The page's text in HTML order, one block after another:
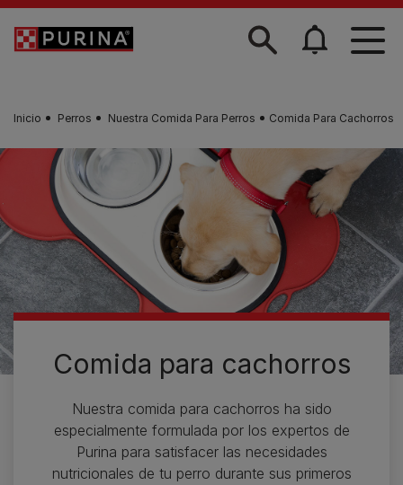
Skip to main content
Inicio Perros Nuestra Comida Para Perros Comida Para Cachorros
Comida para cachorros
Nuestra comida para cachorros ha sido
especialmente formulada por los expertos de
Purina para satisfacer las necesidades
nutricionales de tu perro durante sus primeros